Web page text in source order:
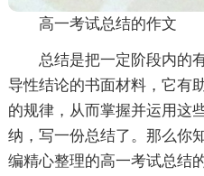
高一考试总结的作文
总结是把一定阶段内的
导性结论的书面材料，它有
的规律，从而掌握并运用这
纳，写一份总结了。那么你
编精心整理的高一考试总结